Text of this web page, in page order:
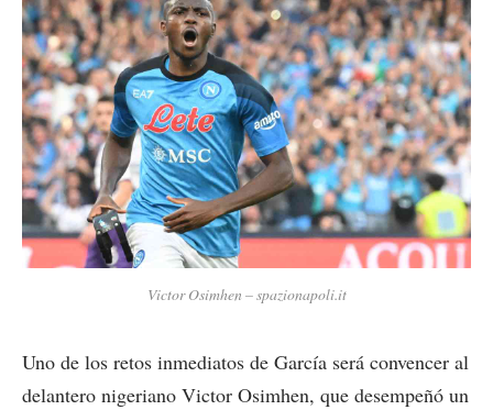
Victor Osimhen – spazionapoli.it
Uno de los retos inmediatos de García será convencer al
delantero nigeriano Victor Osimhen, que desempeñó un